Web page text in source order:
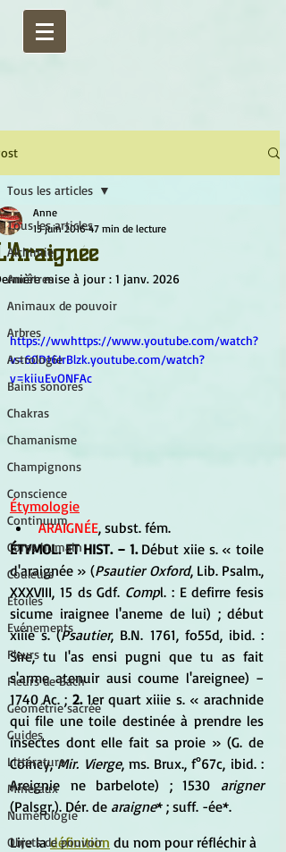
Tous les articles
Alchimie
Ancêtres
Animaux de pouvoir
Arbres
Astrologie
Bains sonores
Chakras
Chamanisme
Champignons
Conscience
Continuum
Corps humain
Couleurs
Etoiles
Evénements
Fleurs
Fleurs de Bach
Géométrie sacrée
Guides
Littérature
Minéraux
Numérologie
Objets de pouvoir
Tous les articles
Anne
15 juin 2016 47 min de lecture
mise à jour : 1 janv. 2026
https://wwhttps://www.youtube.com/watch?
v=60D16IrBlzk.youtube.com/watch?
v=kiiuEvONFAc
Étymologie
ARAIGNÉE, subst. fém.
ÉTYMOL. ET HIST. − 1. Début xiie s. « toile
d'araignée » (Psautier Oxford, Lib. Psalm.,
XXXVIII, 15 ds Gdf. Compl. : E defirre fesis
sicume iraignee l'aneme de lui) ; début
xiiie s. (Psautier, B.N. 1761, fo55d, ibid. :
Sire, tu l'as ensi pugni que tu as fait
s'arme atenuir ausi coume l'areignee) −
1740 Ac. ; 2. 1er quart xiiie s. « arachnide
qui file une toile destinée à prendre les
insectes dont elle fait sa proie » (G. de
Coincy, Mir. Vierge, ms. Brux., f°67c, ibid. :
Areignie ne barbelote) ; 1530 arigner
(Palsgr.). Dér. de araigne* ; suff. -ée*.
Lire la définition du nom pour réfléchir à